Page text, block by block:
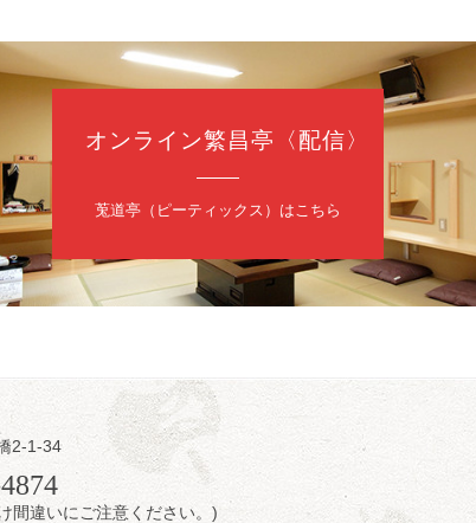
）
き寄席～親子の噺スペシャル～
／月亭遊真「真田小僧」／桂三実「ワンワン」／桂慶枝「せ
分開場）1F全席指定 2F全席自由
円 25歳以下前売・当日共1,000円
リー 0120-874-315
太郎／いわみせいじ（似顔絵）／桂三扇／桂文太～仲入～笑
り
オンライン繁昌亭〈配信〉
莵道亭（ピーティックス）はこちら
2-1-34
け間違いにご注意ください。)